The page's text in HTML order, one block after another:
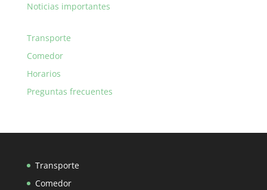
Noticias importantes
Transporte
Comedor
Horarios
Preguntas frecuentes
Transporte
Comedor